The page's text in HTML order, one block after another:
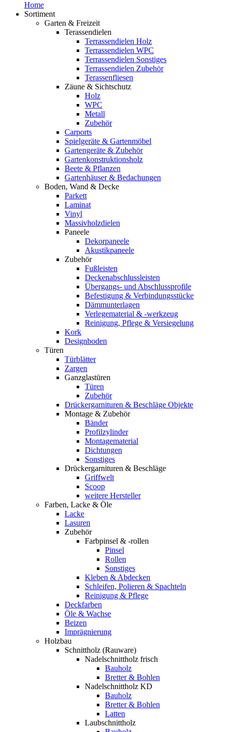
Home
Sortiment
Garten & Freizeit
Terassendielen
Terrassendielen Holz
Terrassendielen WPC
Terrassendielen Sonstiges
Terrassendielen Zubehör
Terassenfliesen
Zäune & Sichtschutz
Holz
WPC
Metall
Zubehör
Carports
Spielgeräte & Gartenmöbel
Gartengeräte & Zubehör
Gartenkonstruktionsholz
Beete & Pflanzen
Gartenhäuser & Bedachungen
Boden, Wand & Decke
Parkett
Laminat
Vinyl
Massivholzdielen
Paneele
Dekorpaneele
Akustikpaneele
Zubehör
Fußleisten
Deckenabschlussleisten
Übergangs- und Abschlussprofile
Befestigung & Verbindungsstücke
Dämmunterlagen
Verlegematerial & -werkzeug
Reinigung, Pflege & Versiegelung
Kork
Designboden
Türen
Türblätter
Zargen
Ganzglastüren
Türen
Zubehör
Drückergarnituren & Beschläge Objekte
Montage & Zubehör
Bänder
Profilzylinder
Montagematerial
Dichtungen
Sonstiges
Drückergarnituren & Beschläge
Griffwelt
Scoop
weitere Hersteller
Farben, Lacke & Öle
Lacke
Lasuren
Zubehör
Farbpinsel & -rollen
Pinsel
Rollen
Sonstiges
Kleben & Abdecken
Schleifen, Polieren & Spachteln
Reinigung & Pflege
Deckfarben
Öle & Wachse
Beizen
Imprägnierung
Holzbau
Schnittholz (Rauware)
Nadelschnittholz frisch
Bauholz
Bretter & Bohlen
Nadelschnittholz KD
Bauholz
Bretter & Bohlen
Latten
Laubschnittholz